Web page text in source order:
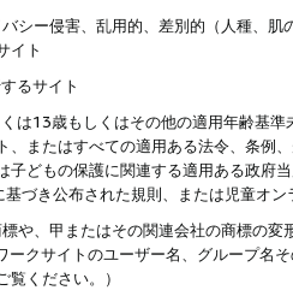
シー侵害、乱用的、差別的（人種、
イト
るサイト
は13歳もしくはその他の適用年齢基
、またはすべての適用ある法令、条例
子どもの保護に関連する適用ある政府
づき公布された規則、または児童オン
や、甲またはその関連会社の商標の
ークサイトのユーザー名、グループ名
ください。）